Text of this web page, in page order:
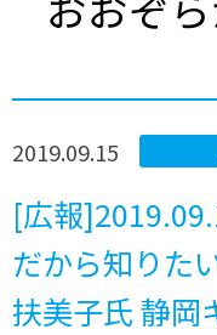
2019.09.15
[広報
だから知りた
扶美子氏 静岡